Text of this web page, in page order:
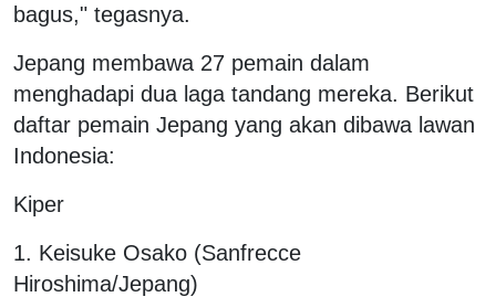
bagus," tegasnya.
Jepang membawa 27 pemain dalam
menghadapi dua laga tandang mereka. Berikut
daftar pemain Jepang yang akan dibawa lawan
Indonesia:
Kiper
1. Keisuke Osako (Sanfrecce
Hiroshima/Jepang)